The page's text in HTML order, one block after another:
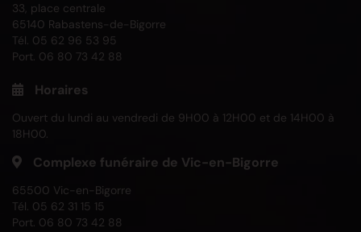
33, place centrale
65140 Rabastens-de-Bigorre
Tél. 05 62 96 53 95
Port. 06 80 73 42 88
Horaires
Ouvert du lundi au vendredi de 9H00 à 12H00 et de 14H00 à
18H00.
Complexe funéraire de Vic-en-Bigorre
65500 Vic-en-Bigorre
Tél. 05 62 31 15 15
Port. 06 80 73 42 88